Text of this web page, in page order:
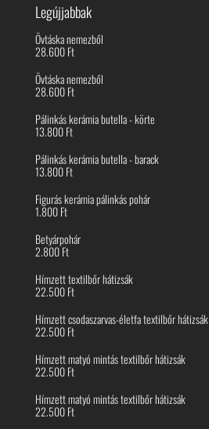
Legújjabbak
Övtáska nemezből
28.600Ft
Övtáska nemezből
28.600Ft
Pálinkás kerámia butella - körte
13.800Ft
Pálinkás kerámia butella - barack
13.800Ft
Figurás kerámia pálinkás pohár
1.800Ft
Betyárpohár
2.800Ft
Hímzett textilbőr hátizsák
22.500Ft
Hímzett csodaszarvas-életfa textilbőr hátizsák
22.500Ft
Hímzett matyó mintás textilbőr hátizsák
22.500Ft
Hímzett matyó mintás textilbőr hátizsák
22.500Ft